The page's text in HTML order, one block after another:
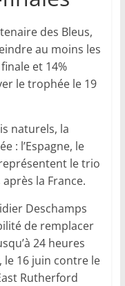
des Bleus,
au moins les
et 14%
le trophée le 19
naturels, la
: l’Espagne, le
le trio
la France.
Deschamps
de remplacer
24 heures
le 16 juin contre le
Rutherford